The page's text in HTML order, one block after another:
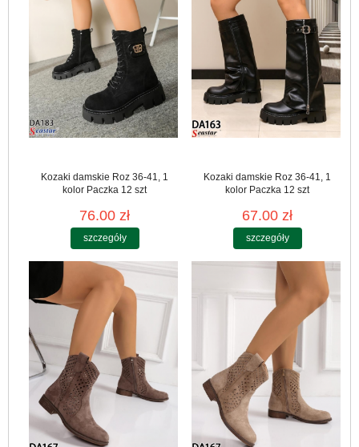
Kozaki damskie Roz 36-41, 1
kolor Paczka 12 szt
76.00 zł
szczegóły
Kozaki damskie Roz 36-41, 1
kolor Paczka 12 szt
67.00 zł
szczegóły